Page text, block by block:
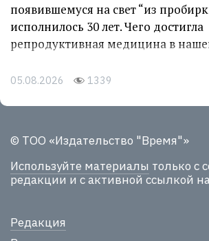
появившемуся на свет “из
исполнилось 30 лет. Чего достигла
репродуктивная медицина в
05.08.2026 1339
© ТОО «Издательство "Время"»
Используйте материалы только с
редакции и с активной ссылкой
Редакция